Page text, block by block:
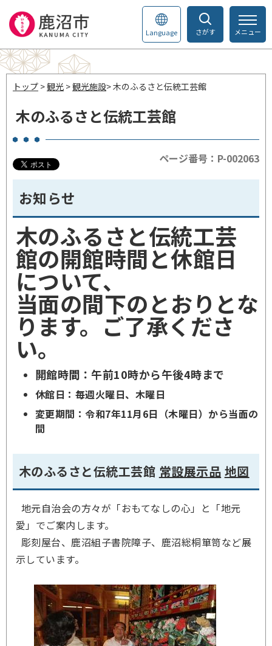
さがす
Language メニュー
トップ >観光 >観光施設> 木のふるさと伝統工芸館
木のふるさと伝統工芸館
ページ番号：P-002063
お知らせ
木のふるさと伝統工芸
館の開館時間と休館日
について、
当面の間下のとおりとな
ります。ご了承くださ
い。
開館時間：午前10時から午後4時まで
休館日：毎週火曜日、木曜日
変更期間：令和7年11月6日（木曜日）から当面の
間
木のふるさと伝統工芸館 常設展示品 地図
地元自治会の方々が「おもてなしの心」と「地元
愛」でご案内します。
彫刻屋台、鹿沼組子書院障子、鹿沼総桐箪笥など展
示しています。